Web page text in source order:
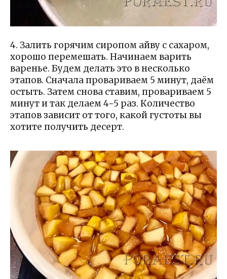
4. Залить горячим сиропом айву с сахаром,
хорошо перемешать. Начинаем варить
варенье. Будем делать это в несколько
этапов. Сначала провариваем 5 минут, даём
остыть. Затем снова ставим, провариваем 5
минут и так делаем 4−5 раз. Количество
этапов зависит от того, какой густоты вы
хотите получить десерт.